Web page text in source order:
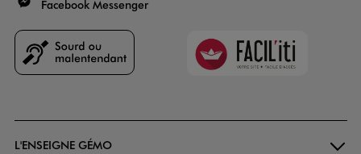
Facebook Messenger
Faciliti
L'ENSEIGNE GÉMO